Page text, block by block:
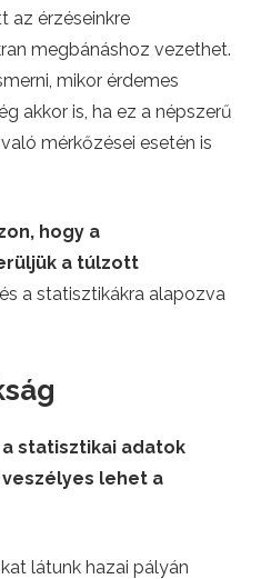
az érzéseinkre
megbánáshoz vezethet.
mikor érdemes
akkor is, ha ez a népszerű
mérkőzései esetén is
hogy a
a túlzott
a statisztikákra alapozva
statisztikai adatok
lehet a
látunk hazai pályán